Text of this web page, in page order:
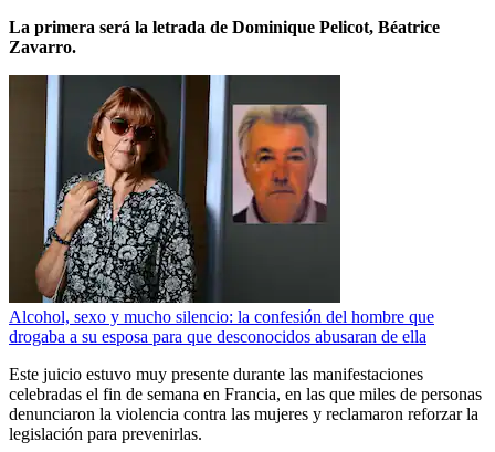
La primera será la letrada de Dominique Pelicot, Béatrice
Zavarro.
Alcohol, sexo y mucho silencio: la confesión del hombre que
drogaba a su esposa para que desconocidos abusaran de ella
Este juicio estuvo muy presente durante las manifestaciones
celebradas el fin de semana en Francia, en las que miles de personas
denunciaron la violencia contra las mujeres y reclamaron reforzar la
legislación para prevenirlas.